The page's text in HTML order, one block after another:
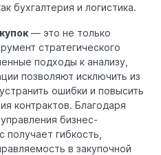
бухгалтерия и логистика.
— это не только
стратегического
подходы к анализу,
позволяют исключить из
ошибки и повысить
контрактов. Благодаря
бизнес-
получает гибкость,
в закупочной